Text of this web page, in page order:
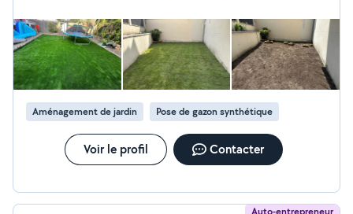
Aménagement de jardin Pose de gazon synthétique
Voir le profil Contacter
Auto-entrepreneur